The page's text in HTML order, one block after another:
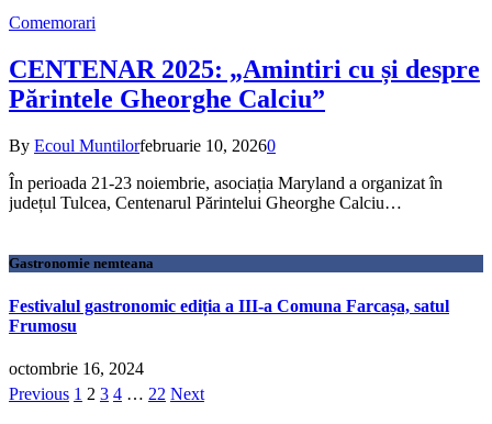
Comemorari
CENTENAR 2025: „Amintiri cu și despre
Părintele Gheorghe Calciu”
By Ecoul Muntilorfebruarie 10, 20260
În perioada 21-23 noiembrie, asociația Maryland a organizat în
județul Tulcea, Centenarul Părintelui Gheorghe Calciu…
Gastronomie nemteana
Festivalul gastronomic ediția a III-a Comuna Farcașa, satul
Frumosu
octombrie 16, 2024
Previous 1 2 3 4 … 22 Next